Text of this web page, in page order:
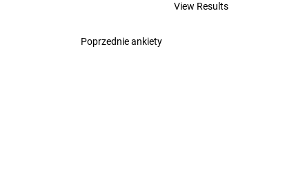
Dość
View Results
Poprzednie ankiety